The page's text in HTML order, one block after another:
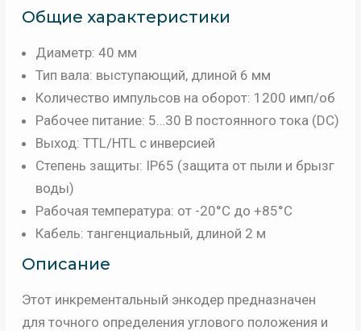
Общие характеристики
Диаметр: 40 мм
Тип вала: выступающий, длиной 6 мм
Количество импульсов на оборот: 1200 имп/об
Рабочее питание: 5…30 В постоянного тока (DC)
Выход: TTL/HTL с инверсией
Степень защиты: IP65 (защита от пыли и брызг
воды)
Рабочая температура: от -20°C до +85°C
Кабель: тангенциальный, длиной 2 м
Описание
Этот инкрементальный энкодер предназначен
для точного определения углового положения и